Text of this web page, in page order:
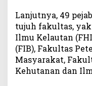
Lanjutnya, 49
tujuh fakultas,
Ilmu Kelautan
(FIB), Fakultas
Masyarakat,
Kehutanan dan